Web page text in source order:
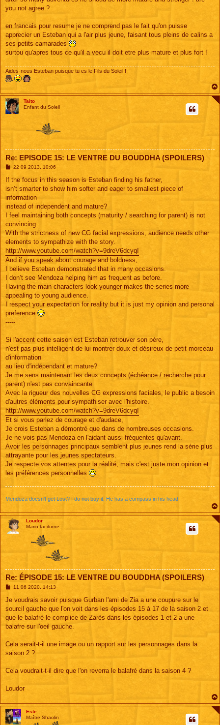
you not agree ?
en francais pour resume je ne comprend pas le fait qu'on puisse
apprecier un Esteban qui a l'air plus jeune, faisant tous pleins de calins a
ses petits camarades
surtou qu'apres tous ce qu'il a vecu il doit etre plus mature et plus fort !
Aides-nous Esteban puisque tu es le Fils du Soleil !
Taito
Enfant du Soleil
Re: EPISODE 15: LE VENTRE DU BOUDDHA (SPOILERS)
M
s
a
g
22 09 2013, 10:06
If the focus in this season is Esteban finding his father,
isn’t smarter to show him softer and eager to smallest piece of
information
instead of independent and mature?
I feel maintaining both concepts (maturity / searching for parent) is not
convincing
With the strictness of new CG facial expressions, audience needs other
elements to sympathize with the story.
http://www.youtube.com/watch?v=9dreV6dcyqI
And if you speak about courage and boldness,
I believe Esteban demonstrated that in many occasions.
I don’t see Mendoza helping him as frequent as before.
Having the main characters look younger makes the series more
appealing to young audience.
I respect your expectation for reality but it is just my opinion and personal
preference
-----
Si l'accent cette saison est Esteban retrouver son père,
n'est pas plus intelligent de lui montrer doux et désireux de petit morceau
d'information
au lieu d'indépendant et mature?
Je me sens maintenant les deux concepts (échéance / recherche pour
parent) n'est pas convaincante
Avec la rigueur des nouvelles CG expressions faciales, le public a besoin
d'autres éléments pour sympathiser avec l'histoire.
http://www.youtube.com/watch?v=9dreV6dcyqI
Et si vous parlez de courage et d'audace,
Je crois Esteban a démontré que dans de nombreuses occasions.
Je ne vois pas Mendoza en l'aidant aussi fréquentes qu'avant.
Avoir les personnages principaux semblent plus jeunes rend la série plus
attrayante pour les jeunes spectateurs.
Je respecte vos attentes pour la réalité, mais c'est juste mon opinion et
les préférences personnelles
Mendoza doesn't get Lost? I do not buy it; He has a compass in his head
Loudor
Marin taciturne
Re: ÉPISODE 15: LE VENTRE DU BOUDDHA (SPOILERS)
M
s
a
g
11 06 2020, 14:13
Je voudrais savoir puisque Gurban l'ami de Zia a une coupure sur le
sourcil gauche que l'on voit dans les épisodes 15 à 17 de la saison 2 et
que le balafré le complice de Zarès dans les épisodes 1 et 2 a une
balafre sur l'oeil gauche.
Cela serait-t-il une image ou un rapport sur les personnages dans la
saison 2 ?
Cela voudrait-t-il dire que l'on reverra le balafré dans la saison 4 ?
Loudor
Este
Maître Shaolin